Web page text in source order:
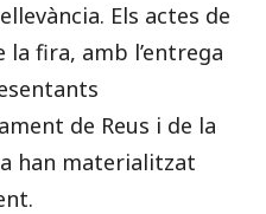
Els actes de
la fira, amb l’entrega
de Reus i de la
han materialitzat